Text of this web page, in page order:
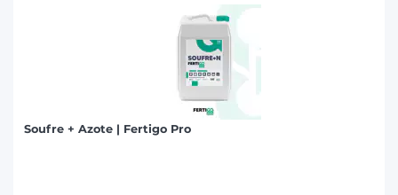
Soufre + Azote | Fertigo Pro